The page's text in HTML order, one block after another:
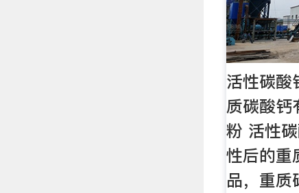
活性碳酸
质碳酸钙
粉 活性
性后的重
品，重质